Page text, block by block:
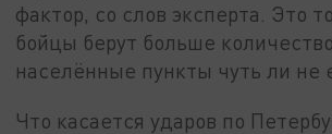
фактор, со слов эксперта. Это
бойцы берут больше
населённые пункты чуть ли не
Что касается ударов по